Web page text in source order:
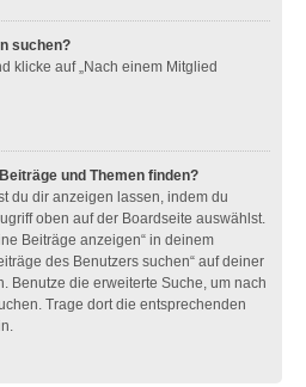
suchen?
klicke auf „Nach einem Mitglied
und Themen finden?
du dir anzeigen lassen, indem du
oben auf der Boardseite auswählst.
Beiträge anzeigen“ in deinem
des Benutzers suchen“ auf deiner
Benutze die erweiterte Suche, um nach
Trage dort die entsprechenden